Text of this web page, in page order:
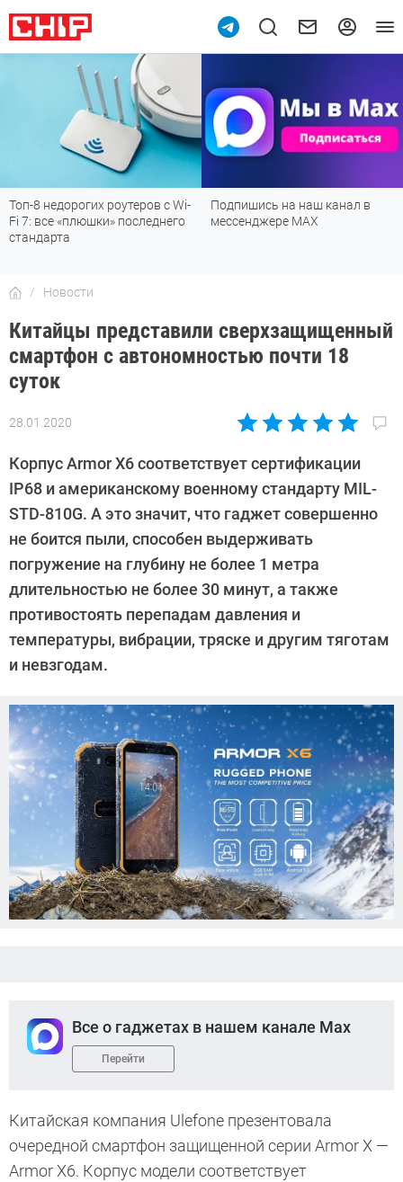
Топ-8 недорогих роутеров с Wi-
Fi 7: все «плюшки» последнего
стандарта
Подпишись на наш канал в
мессенджере МАХ
Новости
Китайцы представили сверхзащищенный
смартфон с автономностью почти 18
суток
28.01.2020
Автор:
Кошик
Корпус Armor X6 соответствует сертификации
IP68 и американскому военному стандарту MIL-
STD-810G. А это значит, что гаджет совершенно
не боится пыли, способен выдерживать
погружение на глубину не более 1 метра
длительностью не более 30 минут, а также
противостоять перепадам давления и
температуры, вибрации, тряске и другим тяготам
и невзгодам.
Все о гаджетах в нашем канале Max
Перейти
Китайская компания Ulefone презентовала
очередной смартфон защищенной серии Armor X —
Armor X6. Корпус модели соответствует